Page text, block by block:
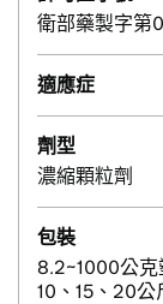
衛部藥製字第
適應症
劑型
濃縮顆粒劑
包裝
8.2~1000公克
10、15、20